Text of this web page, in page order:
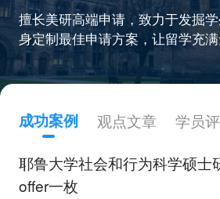
擅长美研高端申请，致力于发掘
身定制最佳申请方案，让留学充
助众多学生进入世界顶尖名校，
宾大等，英国牛津剑桥，港三新
成功案例 观点文章
学员
耶鲁大学社会和行为科学硕士
offer一枚